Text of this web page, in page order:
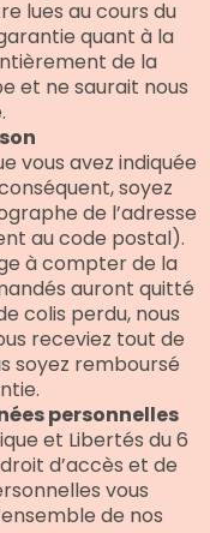
lues au cours du
quant à la
de la
et ne saurait nous
vous avez indiquée
soyez
de l’adresse
au code postal).
à compter de la
auront quitté
colis perdu, nous
receviez tout de
soyez remboursé
personnelles
et Libertés du 6
d’accès et de
vous
de nos